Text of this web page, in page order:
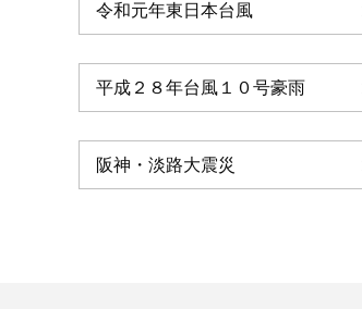
令和元年東日本台風
平成２８年台風１０号豪雨
阪神・淡路大震災